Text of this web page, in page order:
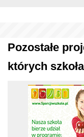
Pozostałe
których